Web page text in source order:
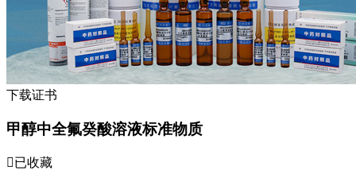
下载证书
甲醇中全氟癸酸溶液标准物质
已收藏